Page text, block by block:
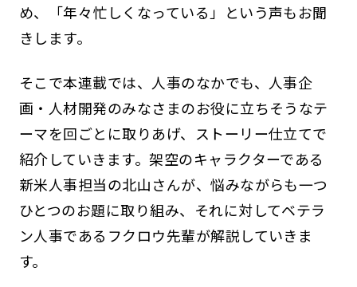
め、「年々忙しくなっている」という声もお聞
きします。
そこで本連載では、人事のなかでも、人事企
画・人材開発のみなさまのお役に立ちそうなテ
ーマを回ごとに取りあげ、ストーリー仕立てで
紹介していきます。架空のキャラクターである
新米人事担当の北山さんが、悩みながらも一つ
ひとつのお題に取り組み、それに対してベテラ
ン人事であるフクロウ先輩が解説していきま
す。